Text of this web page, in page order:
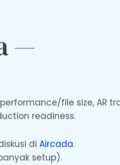
—
file size, AR
readiness.
di Aircada.
setup).